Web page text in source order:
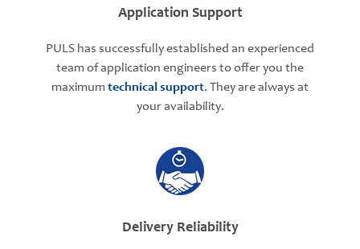
Application Support
PULS has successfully established an experienced
team of application engineers to offer you the
maximum technical support. They are always at
your availability.
Delivery Reliability